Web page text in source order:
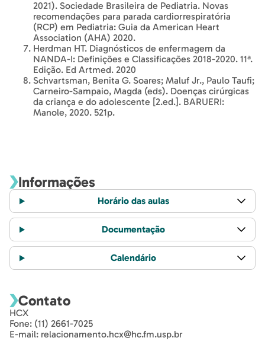
2021). Sociedade Brasileira de Pediatria. Novas
recomendações para parada cardiorrespiratória
(RCP) em Pediatria: Guia da American Heart
Association (AHA) 2020.
Herdman HT. Diagnósticos de enfermagem da
NANDA-I: Definições e Classificações 2018-2020. 11ª.
Edição. Ed Artmed. 2020
Schvartsman, Benita G. Soares; Maluf Jr., Paulo Taufi;
Carneiro-Sampaio, Magda (eds). Doenças cirúrgicas
da criança e do adolescente [2.ed.]. BARUERI:
Manole, 2020. 521p.
Informações
Horário das aulas
Documentação
Calendário
Contato
HCX
Fone: (11) 2661-7025
E-mail: relacionamento.hcx@hc.fm.usp.br